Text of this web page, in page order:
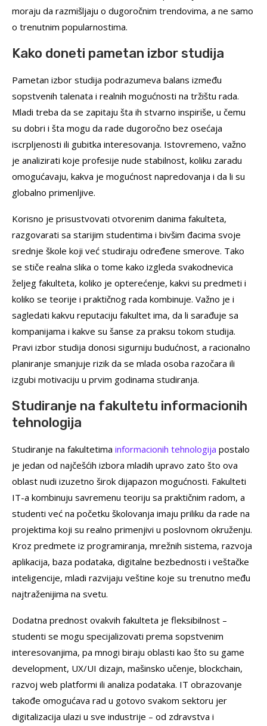
moraju da razmišljaju o dugoročnim trendovima, a ne samo
o trenutnim popularnostima.
Kako doneti pametan izbor studija
Pametan izbor studija podrazumeva balans između
sopstvenih talenata i realnih mogućnosti na tržištu rada.
Mladi treba da se zapitaju šta ih stvarno inspiriše, u čemu
su dobri i šta mogu da rade dugoročno bez osećaja
iscrpljenosti ili gubitka interesovanja. Istovremeno, važno
je analizirati koje profesije nude stabilnost, koliku zaradu
omogućavaju, kakva je mogućnost napredovanja i da li su
globalno primenljive.
Korisno je prisustvovati otvorenim danima fakulteta,
razgovarati sa starijim studentima i bivšim đacima svoje
srednje škole koji već studiraju određene smerove. Tako
se stiče realna slika o tome kako izgleda svakodnevica
željeg fakulteta, koliko je opterećenje, kakvi su predmeti i
koliko se teorije i praktičnog rada kombinuje. Važno je i
sagledati kakvu reputaciju fakultet ima, da li sarađuje sa
kompanijama i kakve su šanse za praksu tokom studija.
Pravi izbor studija donosi sigurniju budućnost, a racionalno
planiranje smanjuje rizik da se mlada osoba razočara ili
izgubi motivaciju u prvim godinama studiranja.
Studiranje na fakultetu informacionih
tehnologija
Studiranje na fakultetima informacionih tehnologija postalo
je jedan od najčešćih izbora mladih upravo zato što ova
oblast nudi izuzetno širok dijapazon mogućnosti. Fakulteti
IT-a kombinuju savremenu teoriju sa praktičnim radom, a
studenti već na početku školovanja imaju priliku da rade na
projektima koji su realno primenjivi u poslovnom okruženju.
Kroz predmete iz programiranja, mrežnih sistema, razvoja
aplikacija, baza podataka, digitalne bezbednosti i veštačke
inteligencije, mladi razvijaju veštine koje su trenutno među
najtraženijima na svetu.
Dodatna prednost ovakvih fakulteta je fleksibilnost –
studenti se mogu specijalizovati prema sopstvenim
interesovanjima, pa mnogi biraju oblasti kao što su game
development, UX/UI dizajn, mašinsko učenje, blockchain,
razvoj web platformi ili analiza podataka. IT obrazovanje
takođe omogućava rad u gotovo svakom sektoru jer
digitalizacija ulazi u sve industrije – od zdravstva i